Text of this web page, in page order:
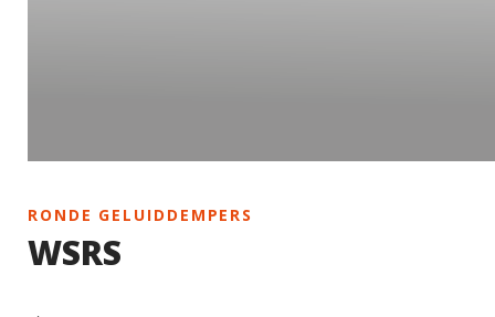
RONDE GELUIDDEMPERS
WSRS